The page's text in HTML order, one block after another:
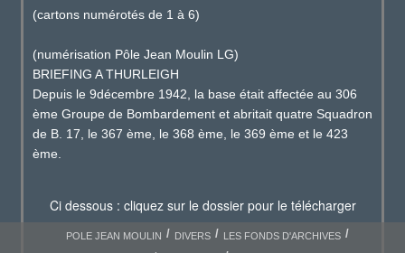
(cartons numérotés de 1 à 6)
(numérisation Pôle Jean Moulin LG)
BRIEFING A THURLEIGH
Depuis le 9décembre 1942, la base était affectée au 306
ème Groupe de Bombardement et abritait quatre Squadron
de B. 17, le 367 ème, le 368 ème, le 369 ème et le 423
ème.
Ci dessous : cliquez sur le dossier pour le télécharger
POLE JEAN MOULIN DIVERS LES FONDS D'ARCHIVES